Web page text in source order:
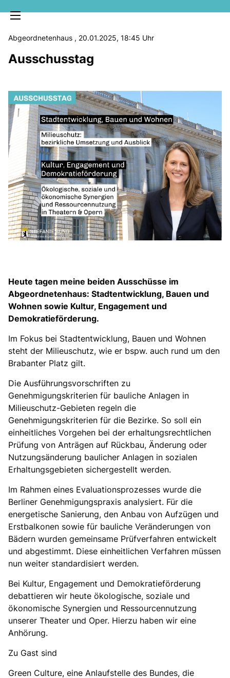
MELDUNGEN
SOZIALE MEDIEN
KLARTEXT
Abgeordnetenhaus , 20.01.2025, 18:45 Uhr
Ausschusstag
Heute tagen meine beiden Ausschüsse im
Abgeordnetenhaus: Stadtentwicklung, Bauen und
Wohnen sowie Kultur, Engagement und
Demokratieförderung.
Im Fokus bei Stadtentwicklung, Bauen und Wohnen
steht der Milieuschutz, wie er bspw. auch rund um den
Brabanter Platz gilt.
Die Ausführungsvorschriften zu
Genehmigungskriterien für bauliche Anlagen in
Milieuschutz-Gebieten regeln die
Genehmigungskriterien für die Bezirke. So soll ein
einheitliches Vorgehen bei der erhaltungsrechtlichen
Prüfung von Anträgen auf Rückbau, Änderung oder
Nutzungsänderung baulicher Anlagen in sozialen
Erhaltungsgebieten sichergestellt werden.
Im Rahmen eines Evaluationsprozesses wurde die
Berliner Genehmigungspraxis analysiert. Für die
energetische Sanierung, den Anbau von Aufzügen und
Erstbalkonen sowie für bauliche Veränderungen von
Bädern wurden gemeinsame Prüfverfahren entwickelt
und abgestimmt. Diese einheitlichen Verfahren müssen
nun weiter standardisiert werden.
Bei Kultur, Engagement und Demokratieförderung
debattieren wir heute ökologische, soziale und
ökonomische Synergien und Ressourcennutzung
unserer Theater und Oper. Hierzu haben wir eine
Anhörung.
Zu Gast sind
Green Culture, eine Anlaufstelle des Bundes, die